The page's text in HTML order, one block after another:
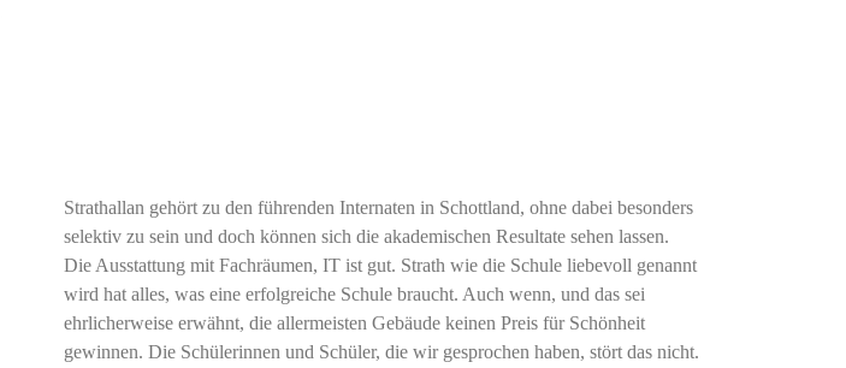
Strathallan gehört zu den führenden Internaten in Schottland, ohne dabei besonders
selektiv zu sein und doch können sich die akademischen Resultate sehen lassen.
Die Ausstattung mit Fachräumen, IT ist gut. Strath wie die Schule liebevoll genannt
wird hat alles, was eine erfolgreiche Schule braucht. Auch wenn, und das sei
ehrlicherweise erwähnt, die allermeisten Gebäude keinen Preis für Schönheit
gewinnen. Die Schülerinnen und Schüler, die wir gesprochen haben, stört das nicht.